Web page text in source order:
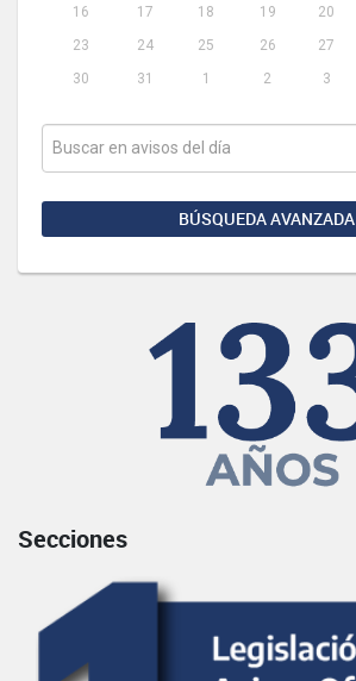
16
17 18 19 20
23
24 25 26 27
30
31 1 2 3
BÚSQUEDA AVANZADA
Secciones